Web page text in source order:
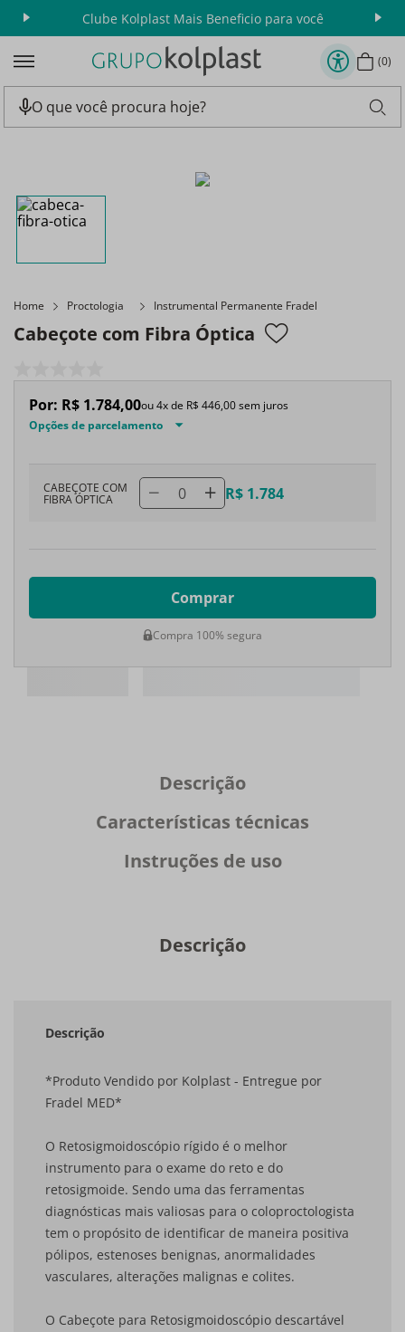
Clube Kolplast Mais Beneficio para você
0
Home Proctologia Instrumental Permanente Fradel
Cabeçote com Fibra Óptica
Por: R$ 1.784,00ou4x de R$ 446,00sem juros
Opções de parcelamento
CABEÇOTE COM
FIBRA ÓPTICA 0 R$ 1.784
Comprar
Compra 100% segura
Descrição
Características técnicas
Instruções de uso
Descrição
Descrição
*Produto Vendido por Kolplast - Entregue por
Fradel MED*
O Retosigmoidoscópio rígido é o melhor
instrumento para o exame do reto e do
retosigmoide. Sendo uma das ferramentas
diagnósticas mais valiosas para o coloproctologista
tem o propósito de identificar de maneira positiva
pólipos, estenoses benignas, anormalidades
vasculares, alterações malignas e colites.
O Cabeçote para Retosigmoidoscópio descartável